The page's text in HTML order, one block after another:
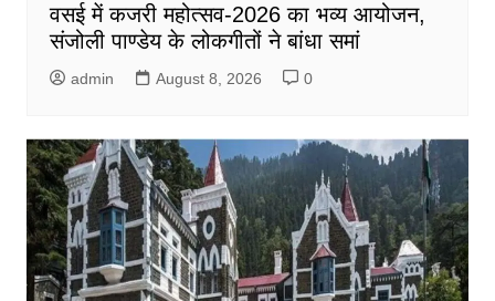
वसई में कजरी महोत्सव-2026 का भव्य आयोजन,
संजोली पाण्डेय के लोकगीतों ने बांधा समां
admin August 8, 2026 0